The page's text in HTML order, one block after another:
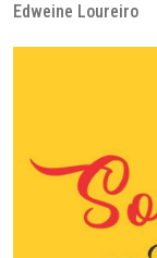
Edweine Loureiro